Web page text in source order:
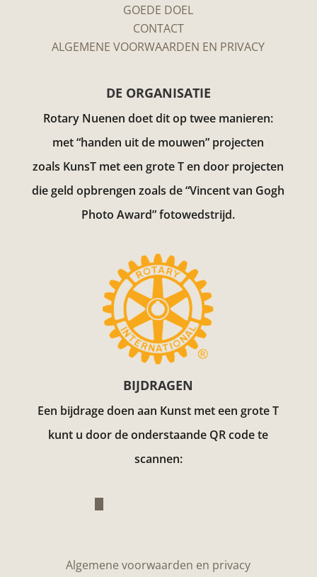
GOEDE DOEL
CONTACT
ALGEMENE VOORWAARDEN EN PRIVACY
DE ORGANISATIE
Rotary Nuenen doet dit op twee manieren:
met “handen uit de mouwen” projecten
zoals KunsT met een grote T en door projecten
die geld opbrengen zoals de “Vincent van Gogh
Photo Award” fotowedstrijd.
BIJDRAGEN
Een bijdrage doen aan Kunst met een grote T
kunt u door de onderstaande QR code te
scannen:
Algemene voorwaarden en privacy